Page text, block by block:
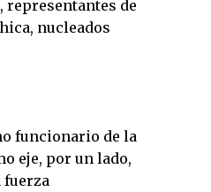
representantes de
nucleados
funcionario de la
eje, por un lado,